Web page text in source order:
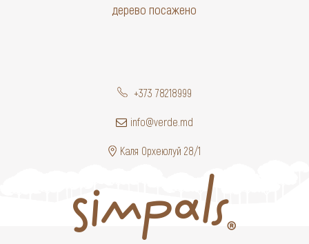
дерево посажено
+373 78218999
info@verde.md
Каля Орхеюлуй 28/1